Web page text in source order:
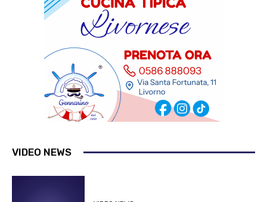
VIDEO NEWS